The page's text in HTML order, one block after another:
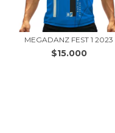
MEGADANZ FEST 1 2023
$15.000